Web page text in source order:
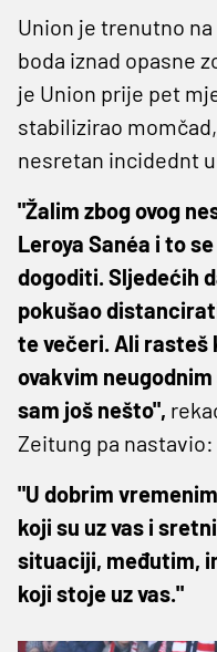
Union je trenutno
boda iznad opasne
je Union prije pet
stabilizirao
nesretan incidednt
"Žalim zbog ovog
Leroya Sanéa i to
dogoditi. Sljedećih
pokušao
te večeri. Ali rasteš
ovakvim
sam još nešto",
Zeitung pa nastavio:
"U dobrim
koji su uz vas i
situaciji, međutim,
koji stoje uz vas."